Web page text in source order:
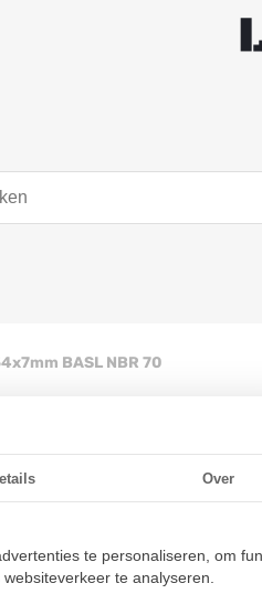
BASL NBR 70
Over
te personaliseren, om
te analyseren.
BASL